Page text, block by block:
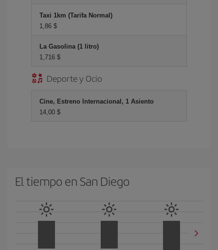
Taxi 1km (Tarifa Normal)
1,86 $
La Gasolina (1 litro)
1,716 $
Deporte y Ocio
Cine, Estreno Internacional, 1 Asiento
14,00 $
El tiempo en San Diego